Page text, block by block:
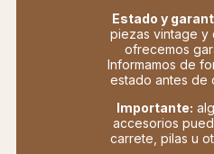
Estado y
piezas vintage y
ofrecemos
Informamos de
estado antes de
Importante:
accesorios
carrete, pilas u